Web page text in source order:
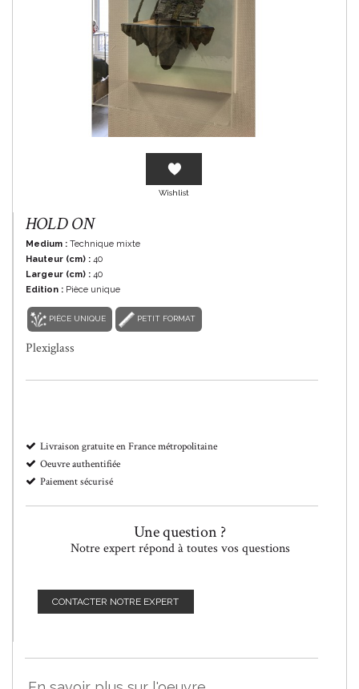
En savoir plus
Wishlist
HOLD ON
Medium : Technique mixte
Hauteur (cm) : 40
Largeur (cm) : 40
Edition : Pièce unique
PIÈCE UNIQUE PETIT FORMAT
Plexiglass
Livraison gratuite en France métropolitaine
Oeuvre authentifiée
Paiement sécurisé
Une question ?
Notre expert répond à toutes vos questions
CONTACTER NOTRE EXPERT